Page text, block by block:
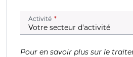
Activité (champ obligatoire)
Pour en savoir plus sur le